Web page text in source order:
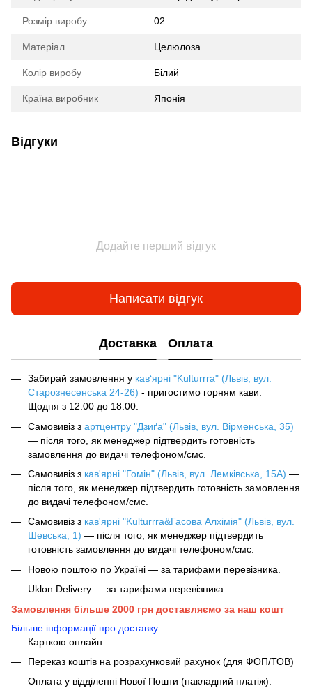
Розмір виробу 02
Матеріал Целюлоза
Колір виробу Білий
Країна виробник Японія
Відгуки
Додайте перший відгук
Написати відгук
Доставка Оплата
Забирай замовлення у кав‘ярні "Kulturrra" (Львів, вул.
Старознесенська 24-26) - пригостимо горням кави.
Щодня з 12:00 до 18:00.
Самовивіз з артцентру "Дзиґа" (Львів, вул. Вірменська, 35)
— після того, як менеджер підтвердить готовність
замовлення до видачі телефоном/смс.
Самовивіз з кав'ярні "Гомін" (Львів, вул. Лемківська, 15А) —
після того, як менеджер підтвердить готовність замовлення
до видачі телефоном/смс.
Самовивіз з кав'ярні "Kulturrra&Гасова Алхімія" (Львів, вул.
Шевська, 1) — після того, як менеджер підтвердить
готовність замовлення до видачі телефоном/смс.
Новою поштою по Україні — за тарифами перевізника.
Uklon Delivery — за тарифами перевізника
Замовлення більше 2000 грн доставляємо за наш кошт
Більше інформації про доставку
Карткою онлайн
Переказ коштів на розрахунковий рахунок (для ФОП/ТОВ)
Оплата у відділенні Нової Пошти (накладний платіж).